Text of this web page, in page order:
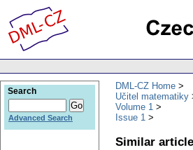
DML-CZ Home
Učitel matematiky
Volume 1
Issue 1
Similar
Search
Advanced Search